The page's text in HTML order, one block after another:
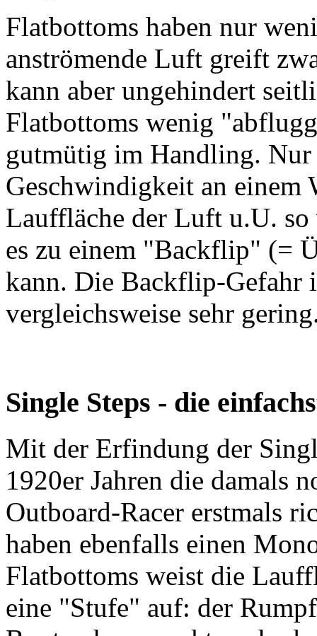
Flatbottoms haben nur
anströmende Luft greift
kann aber ungehindert
Flatbottoms wenig
gutmütig im Handling. Nur
Geschwindigkeit an einem
Lauffläche der Luft u.U.
es zu einem "Backflip" (=
kann. Die Backflip-Gefahr
vergleichsweise sehr
Single Steps - die
Mit der Erfindung der
1920er Jahren die damals
Outboard-Racer erstmals
haben ebenfalls einen
Flatbottoms weist die
eine "Stufe" auf: der